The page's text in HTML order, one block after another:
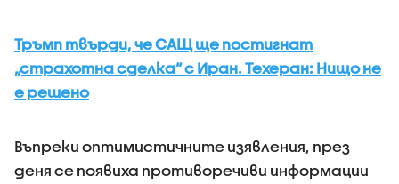
Тръмп твърди, че САЩ ще постигнат
„страхотна сделка“ с Иран. Техеран: Нищо не
е решено
Въпреки оптимистичните изявления, през
деня се появиха противоречиви информации